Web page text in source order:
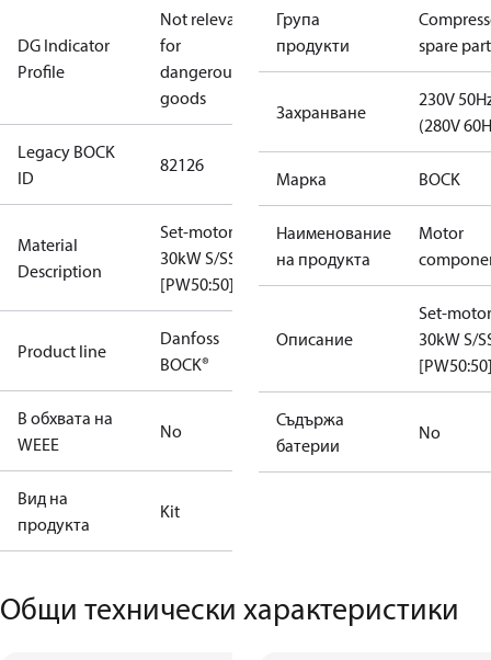
DG Indicator
Profile
Not relevant
for
dangerous
goods
Legacy BOCK
ID
82126
Material
Description
Set-motor
30kW S/SS
[PW50:50]
Product line
Danfoss
BOCK®
В обхвата на
WEEE
No
Вид на
продукта
Kit
Група
продукти
spare
Захранване
230V
(280V
Марка BOCK
Наименование
на продукта
Motor
Описание
Set-motor
30kW S/
Съдържа
батерии
No
Общи технически характеристики